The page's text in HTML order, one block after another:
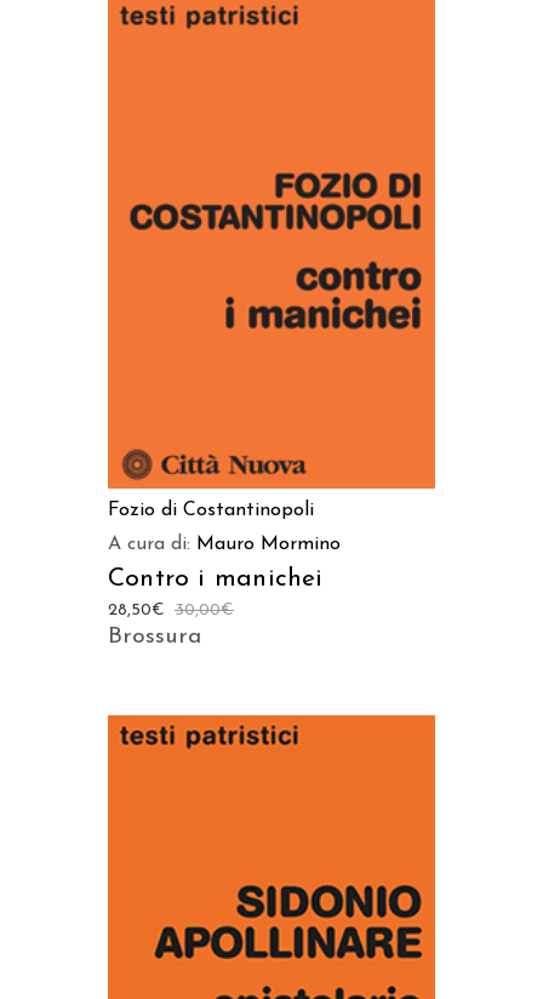
Fozio di Costantinopoli
A cura di: Mauro Mormino
Contro i manichei
30,00€
28,50€
Brossura
AGGIUNGI AL CARRELLO